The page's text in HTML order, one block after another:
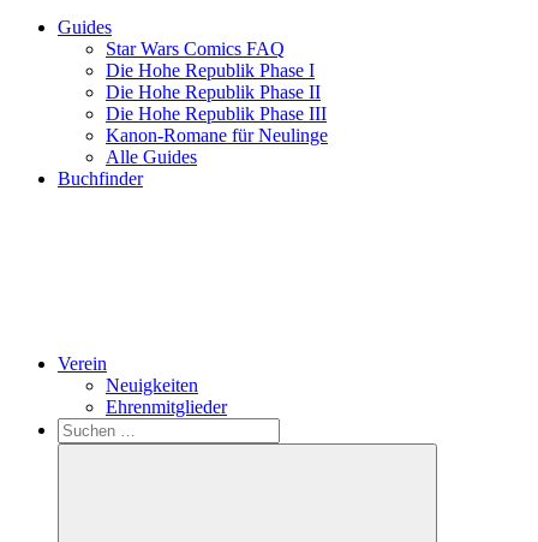
Guides
Star Wars Comics FAQ
Die Hohe Republik Phase I
Die Hohe Republik Phase II
Die Hohe Republik Phase III
Kanon-Romane für Neulinge
Alle Guides
Buchfinder
Verein
Neuigkeiten
Ehrenmitglieder
Search
Suchen
nach: